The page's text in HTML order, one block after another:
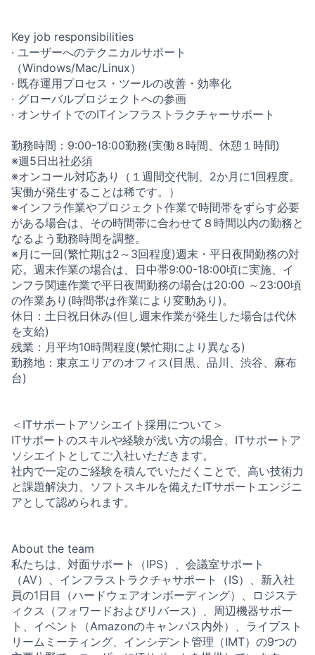
Key job responsibilities
· ユーザーへのテクニカルサポート
（Windows/Mac/Linux）
· 既存運用プロセス・ツールの改善・効率化
· グローバルプロジェクトへの参画
· オンサイトでのITインフラストラクチャーサポート
勤務時間：9:00-18:00勤務(実働８時間、休憩１時間)
※週5日出社必須
※オンコール対応あり（１週間交代制、2か月に1回程度。
実働が発生することは稀です。）
※インフラ作業やプロジェクト作業で時間帯をずらす必要
がある場合は、その時間帯に合わせて８時間以内の勤務と
なるよう勤務時間を調整。
※月に一回(繁忙期は2～3回程度)週末・平日夜間勤務の対
応。週末作業の場合は、日中帯9:00-18:00頃に実施、イ
ンフラ関連作業で平日夜間勤務の場合は20:00 ～23:00頃
の作業あり(時間帯は作業により変動あり)。
休日：土日祝日休み(但し週末作業が発生した場合は代休
を支給)
残業：月平均10時間程度(繁忙期により異なる)
勤務地：東京エリアのオフィス(目黒、品川、渋谷、麻布
台)
＜ITサポートアソシエイト採用について＞
ITサポートのスキルや経験が浅い方の場合、ITサポートア
ソシエイトとしてご入社いただきます。
社内で一定のご経験を積んでいただくことで、高い技術力
と課題解決力、ソフトスキルを備えたITサポートエンジニ
アとして認められます。
About the team
私たちは、対面サポート（IPS）、会議室サポート
（AV）、インフラストラクチャサポート（IS）、新入社
員の1日目（ハードウェアオンボーディング）、ロジステ
ィクス（フォワードおよびリバース）、周辺機器サポー
ト、イベント（Amazonのキャンパス内外）、ライブスト
リームミーティング、インシデント管理（IMT）の9つの